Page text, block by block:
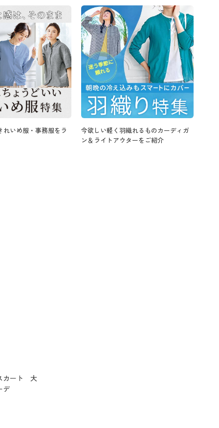
れいめ服・事務服をラ
今欲しい軽く羽織れるものカーディガ
ン＆ライトアウターをご紹介
カート 大
デ